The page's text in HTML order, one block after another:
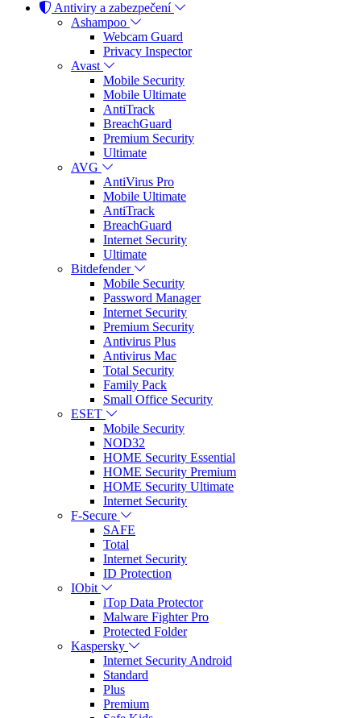
Antiviry a zabezpečení
Ashampoo
Webcam Guard
Privacy Inspector
Avast
Mobile Security
Mobile Ultimate
AntiTrack
BreachGuard
Premium Security
Ultimate
AVG
AntiVirus Pro
Mobile Ultimate
AntiTrack
BreachGuard
Internet Security
Ultimate
Bitdefender
Mobile Security
Password Manager
Internet Security
Premium Security
Antivirus Plus
Antivirus Mac
Total Security
Family Pack
Small Office Security
ESET
Mobile Security
NOD32
HOME Security Essential
HOME Security Premium
HOME Security Ultimate
Internet Security
F-Secure
SAFE
Total
Internet Security
ID Protection
IObit
iTop Data Protector
Malware Fighter Pro
Protected Folder
Kaspersky
Internet Security Android
Standard
Plus
Premium